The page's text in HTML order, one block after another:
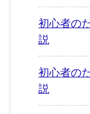
初心者の
説
初心者の
説